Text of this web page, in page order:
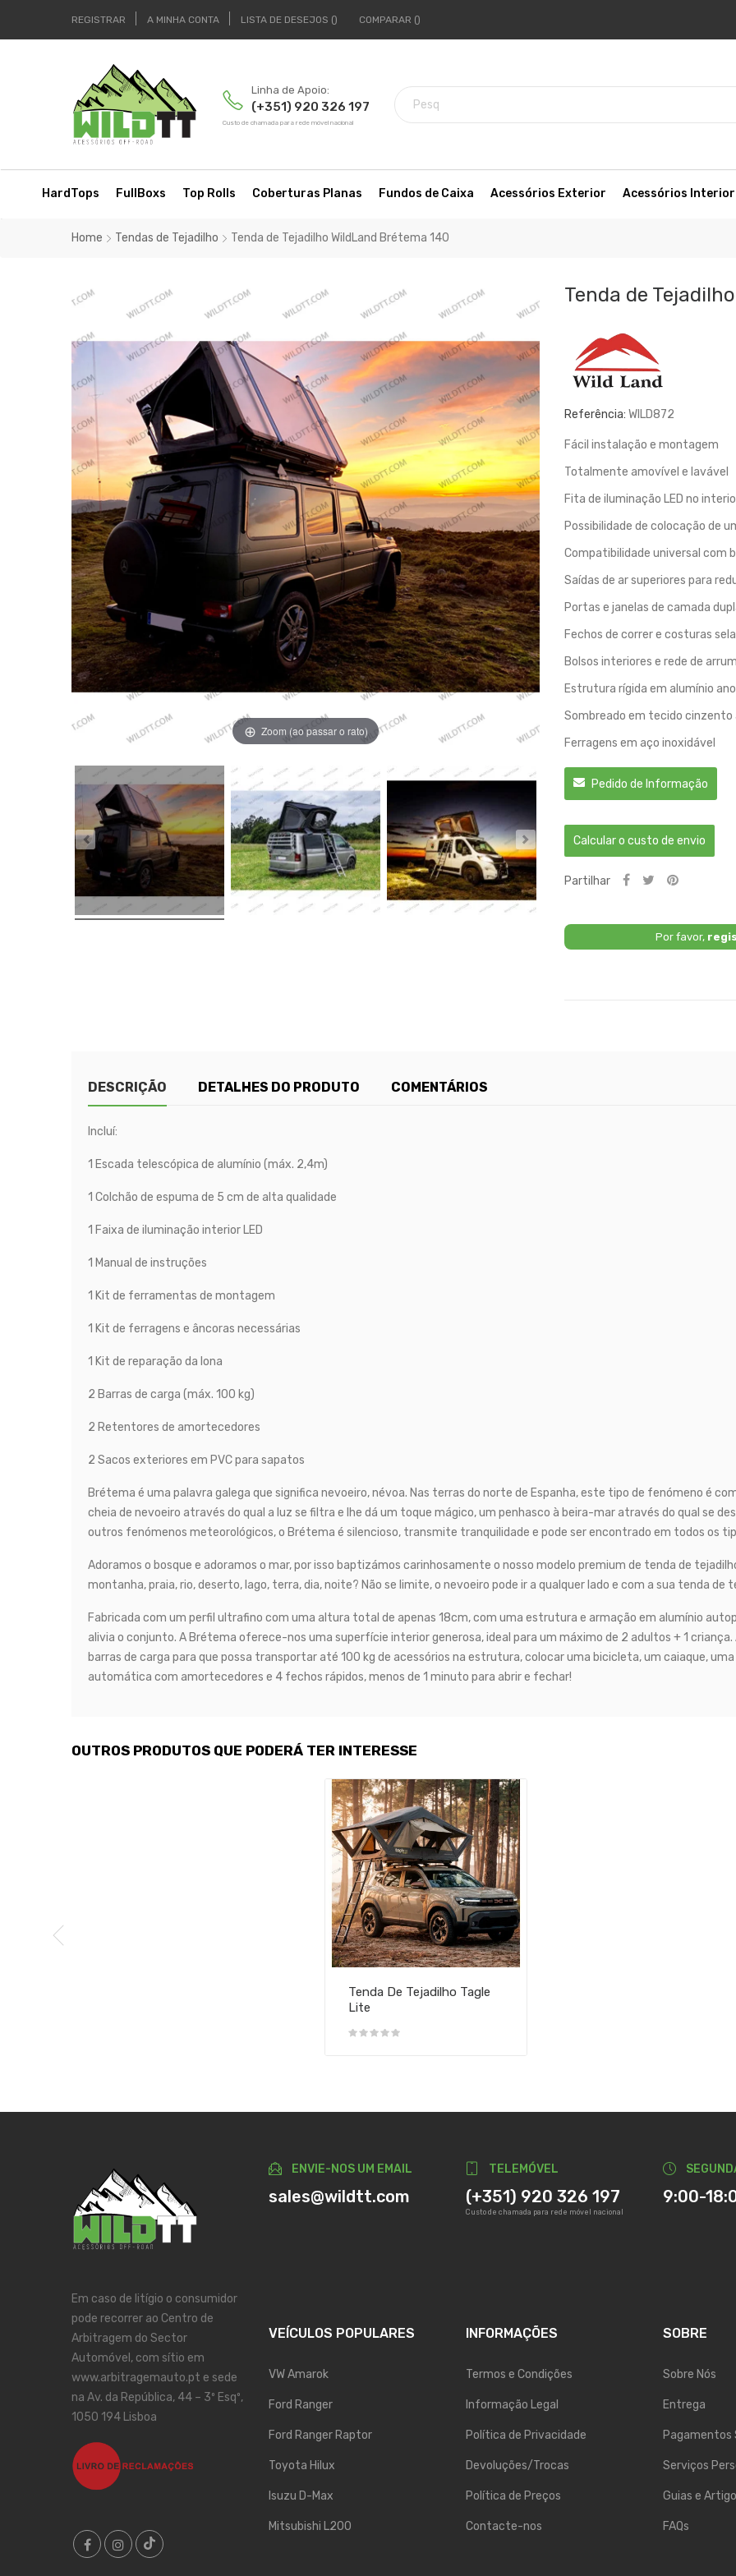
REGISTRAR A MINHA CONTA LISTA DE DESEJOS COMPARAR
Linha de Apoio:
(+351) 920 326 197
Custo de chamada para rede móvel nacional
HardTops FullBoxs Top Rolls Coberturas Planas Fundos de Caixa Acessórios Exterior Acessórios Interior
Home Tendas de Tejadilho Tenda de Tejadilho WildLand Brétema 140
Zoom (ao passar o rato)
Tenda de
Referência: WILD872
Fácil instalação e montagem
Totalmente amovível e lavável
Fita de iluminação LED no
Possibilidade de colocação de
Compatibilidade universal com
Saídas de ar superiores para
Portas e janelas de camada
Fechos de correr e costuras
Bolsos interiores e rede de
Estrutura rígida em alumínio
Sombreado em tecido
Ferragens em aço inoxidável
Pedido de Informação
Calcular o custo de envio
Partilhar
Por favor,
DESCRIÇÃO DETALHES DO PRODUTO COMENTÁRIOS
Incluí:
1 Escada telescópica de alumínio (máx. 2,4m)
1 Colchão de espuma de 5 cm de alta qualidade
1 Faixa de iluminação interior LED
1 Manual de instruções
1 Kit de ferramentas de montagem
1 Kit de ferragens e âncoras necessárias
1 Kit de reparação da lona
2 Barras de carga (máx. 100 kg)
2 Retentores de amortecedores
2 Sacos exteriores em PVC para sapatos
Brétema é uma palavra galega que significa nevoeiro, névoa. Nas terras do norte de Espanha, este tipo de fenómeno é
cheia de nevoeiro através do qual a luz se filtra e lhe dá um toque mágico, um penhasco à beira-mar através do qual se
outros fenómenos meteorológicos, o Brétema é silencioso, transmite tranquilidade e pode ser encontrado em todos os
Adoramos o bosque e adoramos o mar, por isso baptizámos carinhosamente o nosso modelo premium de tenda de
montanha, praia, rio, deserto, lago, terra, dia, noite? Não se limite, o nevoeiro pode ir a qualquer lado e com a sua tenda de
Fabricada com um perfil ultrafino com uma altura total de apenas 18cm, com uma estrutura e armação em alumínio
alivia o conjunto. A Brétema oferece-nos uma superfície interior generosa, ideal para um máximo de 2 adultos + 1 criança.
barras de carga para que possa transportar até 100 kg de acessórios na estrutura, colocar uma bicicleta, um caiaque,
automática com amortecedores e 4 fechos rápidos, menos de 1 minuto para abrir e fechar!
OUTROS PRODUTOS QUE PODERÁ TER INTERESSE
Tenda De Tejadilho Tagle
Lite
ENVIE-NOS UM EMAIL
sales@wildtt.com
TELEMÓVEL
(+351) 920 326 197
Custo de chamada para rede móvel nacional
9:00-
Em caso de litígio o consumidor
pode recorrer ao Centro de
Arbitragem do Sector
Automóvel, com sítio em
www.arbitragemauto.pt e sede
na Av. da República, 44 – 3º Esqº,
1050 194 Lisboa
VEÍCULOS POPULARES
VW Amarok
Ford Ranger
Ford Ranger Raptor
Toyota Hilux
Isuzu D-Max
Mitsubishi L200
INFORMAÇÕES
Termos e Condições
Informação Legal
Política de Privacidade
Devoluções/Trocas
Política de Preços
Contacte-nos
SOBRE
Sobre Nós
Entrega
Pagamentos
Serviços
Guias e
FAQs